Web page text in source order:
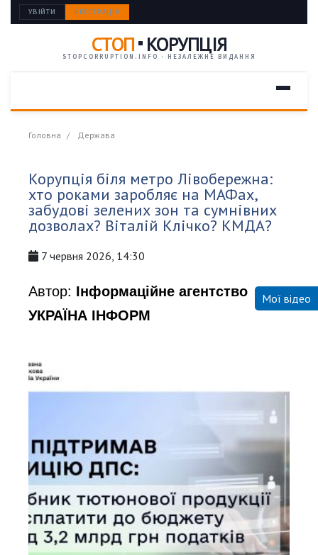
УВІЙТИ РЕЄСТРАЦІЯ
СТОП КОРУПЦІЯ
STOPCORRUPTION.INFO · НЕЗАЛЕЖНЕ ВИДАННЯ
Головна Держава
Корупція біля метро Лівобережна:
хто роками заробляє на МАФах,
забудові зелених зон та сумнівних
дозволах? Віталій Клічко? КМДА?
7 червня 2026, 14:30
Автор: Інформаційне агентство
УКРАЇНА ІНФОРМ
Мої відео